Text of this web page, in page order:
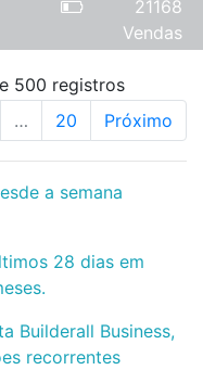
21168
Vendas
500 registros
… 20 Próximo
a semana
28 dias em
Builderall Business,
recorrentes